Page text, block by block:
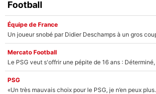
Football
Équipe de France
Mercato Football
PSG